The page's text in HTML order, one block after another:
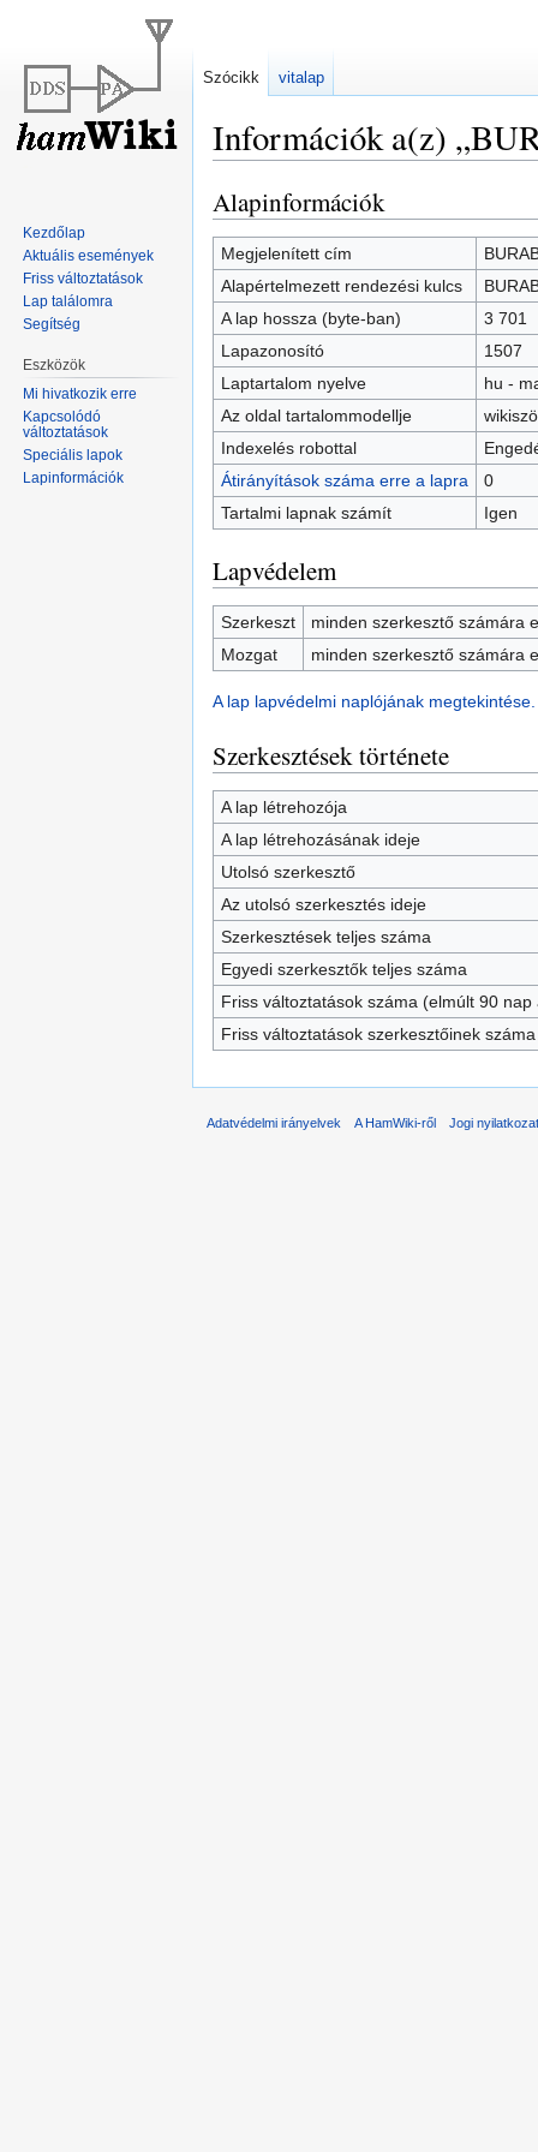
Információk a(z)
Ugrás
a
navigációhoz
Ugrás
a
kereséshez
Alapinformációk
Megjelenített cím
Alapértelmezett rendezési kulcs
A lap hossza (byte-ban)
3 701
Lapazonosító
1507
Laptartalom nyelve
hu -
Az oldal tartalommodellje
Indexelés robottal
Átirányítások száma erre a lapra
0
Tartalmi lapnak számít
Igen
Lapvédelem
Szerkeszt
minden szerkesztő számára
Mozgat
minden szerkesztő számára
A lap lapvédelmi naplójának megtekintése.
Szerkesztések története
A lap létrehozója
A lap létrehozásának ideje
Utolsó szerkesztő
Az utolsó szerkesztés ideje
Szerkesztések teljes száma
Egyedi szerkesztők teljes száma
Friss változtatások száma (elmúlt 90 nap
Friss változtatások szerkesztőinek száma
Szócikk vitalap
Kezdőlap
Aktuális események
Friss változtatások
Lap találomra
Segítség
Eszközök
Mi hivatkozik erre
Kapcsolódó
változtatások
Speciális lapok
Lapinformációk
Adatvédelmi irányelvek A HamWiki-ről Jogi